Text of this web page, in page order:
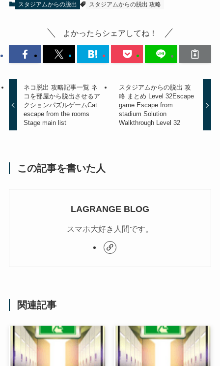
スタジアムからの脱出 スタジアムからの脱出 攻略
よかったらシェアしてね！
ネコ脱出 攻略記事一覧 ネ
コを部屋から脱出させるア
クションパズルゲームCat
escape from the rooms
Stage main list
スタジアムからの脱出 攻
略 まとめ Level 32Escape
game Escape from
stadium Solution
Walkthrough Level 32
この記事を書いた人
LAGRANGE BLOG
スマホ大好き人間です。
関連記事